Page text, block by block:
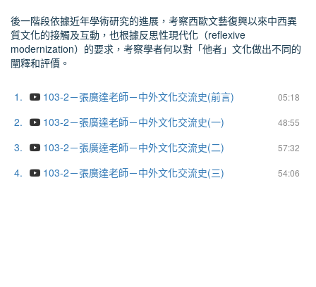
後一階段依據近年學術研究的進展，考察西歐文藝復興以來中西異
質文化的接觸及互動，也根據反思性現代化（reflexive
modernization）的要求，考察學者何以對「他者」文化做出不同的
闡釋和評價。
1. 05:18
103-2－張廣達老師－中外文化交流史(前言)
2.
48:55
103-2－張廣達老師－中外文化交流史(一)
3.
57:32
103-2－張廣達老師－中外文化交流史(二)
4.
54:06
103-2－張廣達老師－中外文化交流史(三)